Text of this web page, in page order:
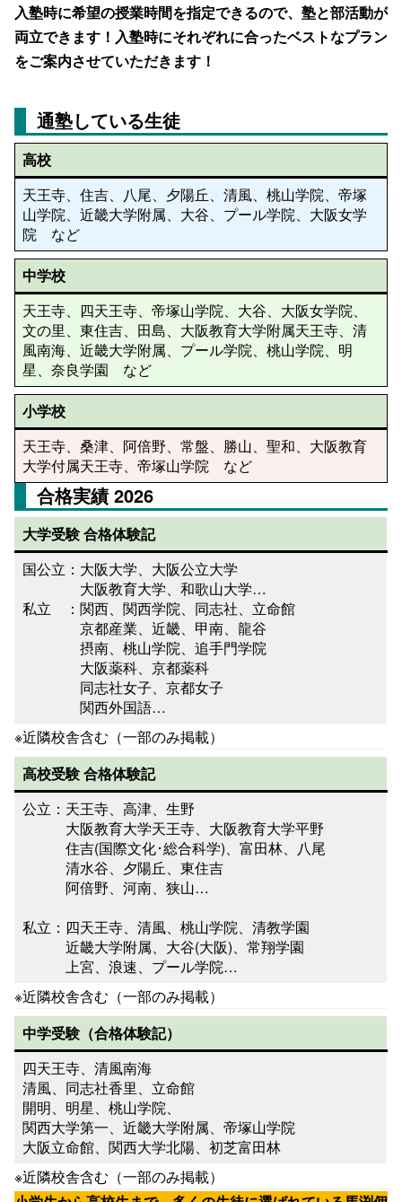
入塾時に希望の授業時間を指定できるので、塾と部活動が
両立できます！入塾時にそれぞれに合ったベストなプラン
をご案内させていただきます！
通塾している生徒
高校
天王寺、住吉、八尾、夕陽丘、清風、桃山学院、帝塚
山学院、近畿大学附属、大谷、プール学院、大阪女学
院 など
中学校
天王寺、四天王寺、帝塚山学院、大谷、大阪女学院、
文の里、東住吉、田島、大阪教育大学附属天王寺、清
風南海、近畿大学附属、プール学院、桃山学院、明
星、奈良学園 など
小学校
天王寺、桑津、阿倍野、常盤、勝山、聖和、大阪教育
大学付属天王寺、帝塚山学院 など
合格実績 2026
大学受験合格体験記
国公立：大阪大学、大阪公立大学
大阪教育大学、和歌山大学…
私立 ：関西、関西学院、同志社、立命館
京都産業、近畿、甲南、龍谷
摂南、桃山学院、追手門学院
大阪薬科、京都薬科
同志社女子、京都女子
関西外国語…
※近隣校舎含む（一部のみ掲載）
高校受験合格体験記
公立：天王寺、高津、生野
大阪教育大学天王寺、大阪教育大学平野
住吉(国際文化･総合科学)、富田林、八尾
清水谷、夕陽丘、東住吉
阿倍野、河南、狭山…
私立：四天王寺、清風、桃山学院、清教学園
近畿大学附属、大谷(大阪)、常翔学園
上宮、浪速、プール学院…
※近隣校舎含む（一部のみ掲載）
中学受験（合格体験記）
四天王寺、清風南海
清風、同志社香里、立命館
開明、明星、桃山学院、
関西大学第一、近畿大学附属、帝塚山学院
大阪立命館、関西大学北陽、初芝富田林
※近隣校舎含む（一部のみ掲載）